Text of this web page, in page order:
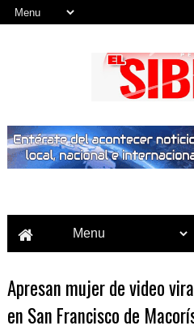
Apresan mujer de video
en San Francisco de